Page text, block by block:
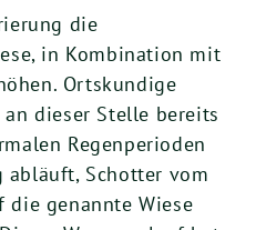
die
in Kombination mit
Ortskundige
dieser Stelle bereits
Regenperioden
abläuft, Schotter vom
die genannte Wiese